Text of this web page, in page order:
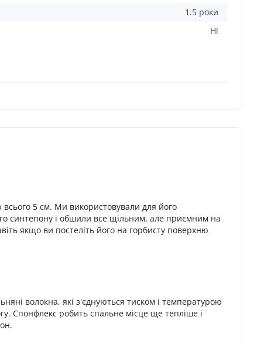
1.5 роки
Ні
5 см. Ми використовували для його
синтепону і обшили все щільним, але приємним на
якщо ви постеліть його на горбисту поверхню
волокна, які з'єднуються тиском і температурою
Спонфлекс робить спальне місце ще тепліше і